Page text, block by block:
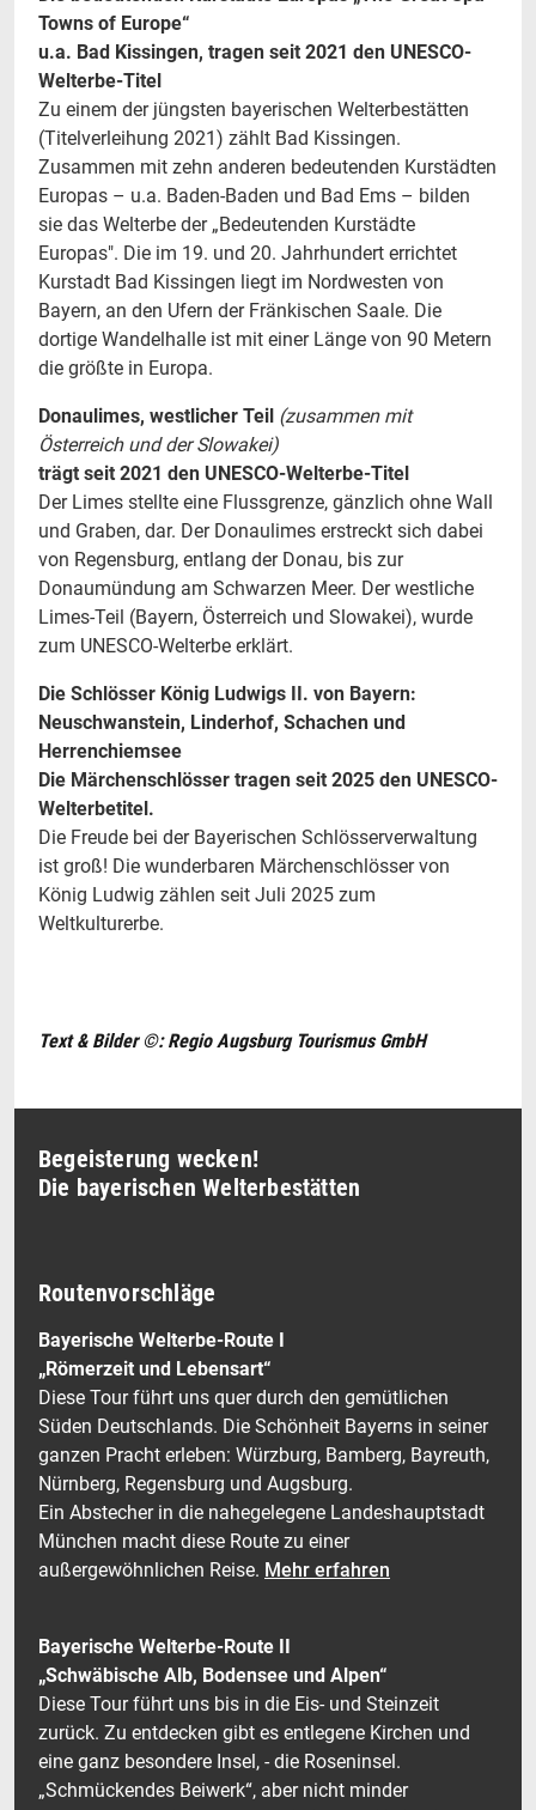
Towns of Europe“
u.a. Bad Kissingen, tragen seit 2021 den UNESCO-
Welterbe-Titel
Zu einem der jüngsten bayerischen Welterbestätten
(Titelverleihung 2021) zählt Bad Kissingen.
Zusammen mit zehn anderen bedeutenden Kurstädten
Europas – u.a. Baden-Baden und Bad Ems – bilden
sie das Welterbe der „Bedeutenden Kurstädte
Europas". Die im 19. und 20. Jahrhundert errichtet
Kurstadt Bad Kissingen liegt im Nordwesten von
Bayern, an den Ufern der Fränkischen Saale. Die
dortige Wandelhalle ist mit einer Länge von 90 Metern
die größte in Europa.
Donaulimes, westlicher Teil (zusammen mit
Österreich und der Slowakei)
trägt seit 2021 den UNESCO-Welterbe-Titel
Der Limes stellte eine Flussgrenze, gänzlich ohne Wall
und Graben, dar. Der Donaulimes erstreckt sich dabei
von Regensburg, entlang der Donau, bis zur
Donaumündung am Schwarzen Meer. Der westliche
Limes-Teil (Bayern, Österreich und Slowakei), wurde
zum UNESCO-Welterbe erklärt.
Die Schlösser König Ludwigs II. von Bayern:
Neuschwanstein, Linderhof, Schachen und
Herrenchiemsee
Die Märchenschlösser tragen seit 2025 den UNESCO-
Welterbetitel.
Die Freude bei der Bayerischen Schlösserverwaltung
ist groß! Die wunderbaren Märchenschlösser von
König Ludwig zählen seit Juli 2025 zum
Weltkulturerbe.
Text & Bilder ©: Regio Augsburg Tourismus GmbH
Begeisterung wecken!
Die bayerischen Welterbestätten
Routenvorschläge
Bayerische Welterbe-Route I
„Römerzeit und Lebensart“
Diese Tour führt uns quer durch den gemütlichen
Süden Deutschlands. Die Schönheit Bayerns in seiner
ganzen Pracht erleben: Würzburg, Bamberg, Bayreuth,
Nürnberg, Regensburg und Augsburg.
Ein Abstecher in die nahegelegene Landeshauptstadt
München macht diese Route zu einer
außergewöhnlichen Reise. Mehr erfahren
Bayerische Welterbe-Route II
„Schwäbische Alb, Bodensee und Alpen“
Diese Tour führt uns bis in die Eis- und Steinzeit
zurück. Zu entdecken gibt es entlegene Kirchen und
eine ganz besondere Insel, - die Roseninsel.
„Schmückendes Beiwerk“, aber nicht minder